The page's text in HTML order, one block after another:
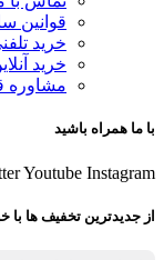
قوانین
خرید
خرید
مشاوره
با ما همراه باشید
Youtube Instagram
از جدیدترین تخفیف ها